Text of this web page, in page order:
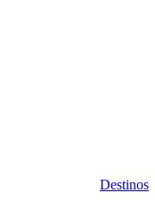
Destinos